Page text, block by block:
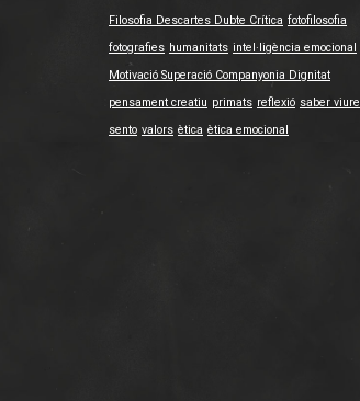
Filosofia Descartes Dubte Crítica fotofilosofia
fotografies humanitats intel·ligència emocional
Motivació Superació Companyonia Dignitat
pensament creatiu primats reflexió saber viure
sento valors ètica ètica emocional